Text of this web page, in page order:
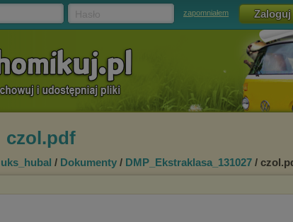
zapomniałem
czol.pdf
uks_hubal / Dokumenty / DMP_Ekstraklasa_131027 /